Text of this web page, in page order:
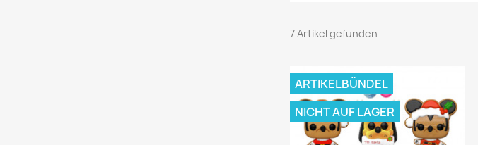
7 Artikel gefunden
ARTIKELBÜNDEL
NICHT AUF LAGER